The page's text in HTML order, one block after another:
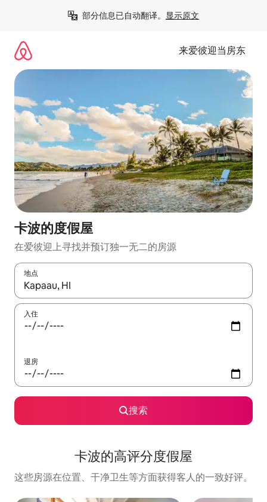
部分信息已自动翻译。 显示原文
来爱彼迎当房东
卡波的度假屋
在爱彼迎上寻找并预订独一无二的房源
地点
如有搜索结果，请使用上下方向键查看，或通过点击或滑动手势
入住
退房
搜索
卡波的高评分度假屋
这些房源在位置、干净卫生等方面获得客人的一致好评。